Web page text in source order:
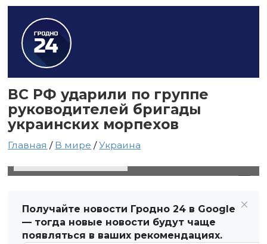
ВС РФ ударили по группе
руководителей бригады
украинских морпехов
Главная / В мире /Украина
Получайте новости Гродно 24 в Google
— тогда новые новости будут чаще
появляться в ваших рекомендациях.